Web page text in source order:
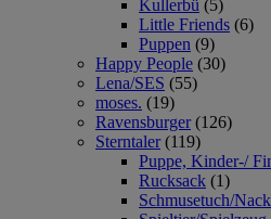
Kullerbü (5)
Little Friends (6)
Puppen (9)
Happy People (30)
Lena/SES (55)
moses. (19)
Ravensburger (126)
Sterntaler (119)
Puppe, Kinder-/
Rucksack (1)
Schmusetuch/